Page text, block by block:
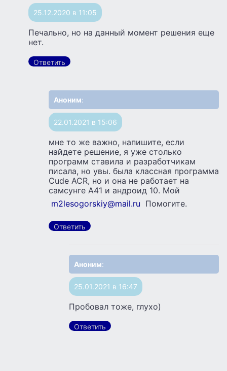
25.12.2020 в 11:05
Печально, но на данный момент решения еще
нет.
Ответить
Аноним:
22.01.2021 в 15:06
мне то же важно, напишите, если
найдете решение, я уже столько
программ ставила и разработчикам
писала, но увы. была классная программа
Cude ACR, но и она не работает на
самсунге А41 и андроид 10. Мой
m2lesogorskiy@mail.ru Помогите.
Ответить
Аноним:
25.01.2021 в 16:47
Пробовал тоже, глухо)
Ответить